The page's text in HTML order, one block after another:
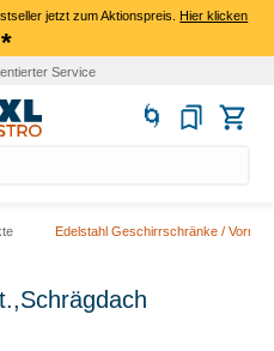
jetzt zum Aktionspreis.Hier klicken
*
Service
Edelstahl Geschirrschränke /